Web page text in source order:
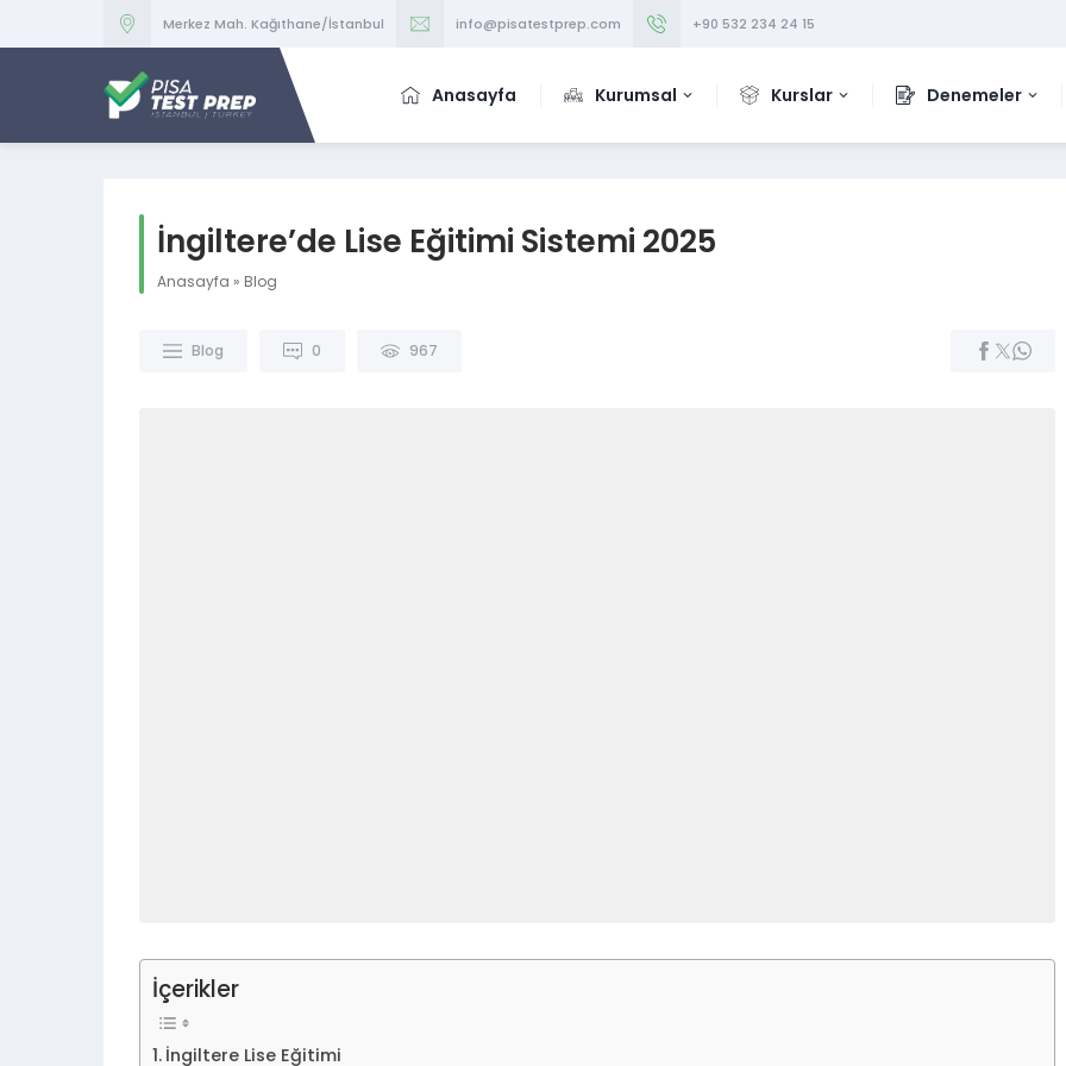
Merkez Mah. Kağıthane/İstanbul info@pisatestprep.com +90 532 234 24 15
Anasayfa Kurumsal Kurslar Denemeler
İngiltere’de Lise Eğitimi Sistemi 2025
Anasayfa » Blog
Blog 0 967
İçerikler
İngiltere Lise Eğitimi